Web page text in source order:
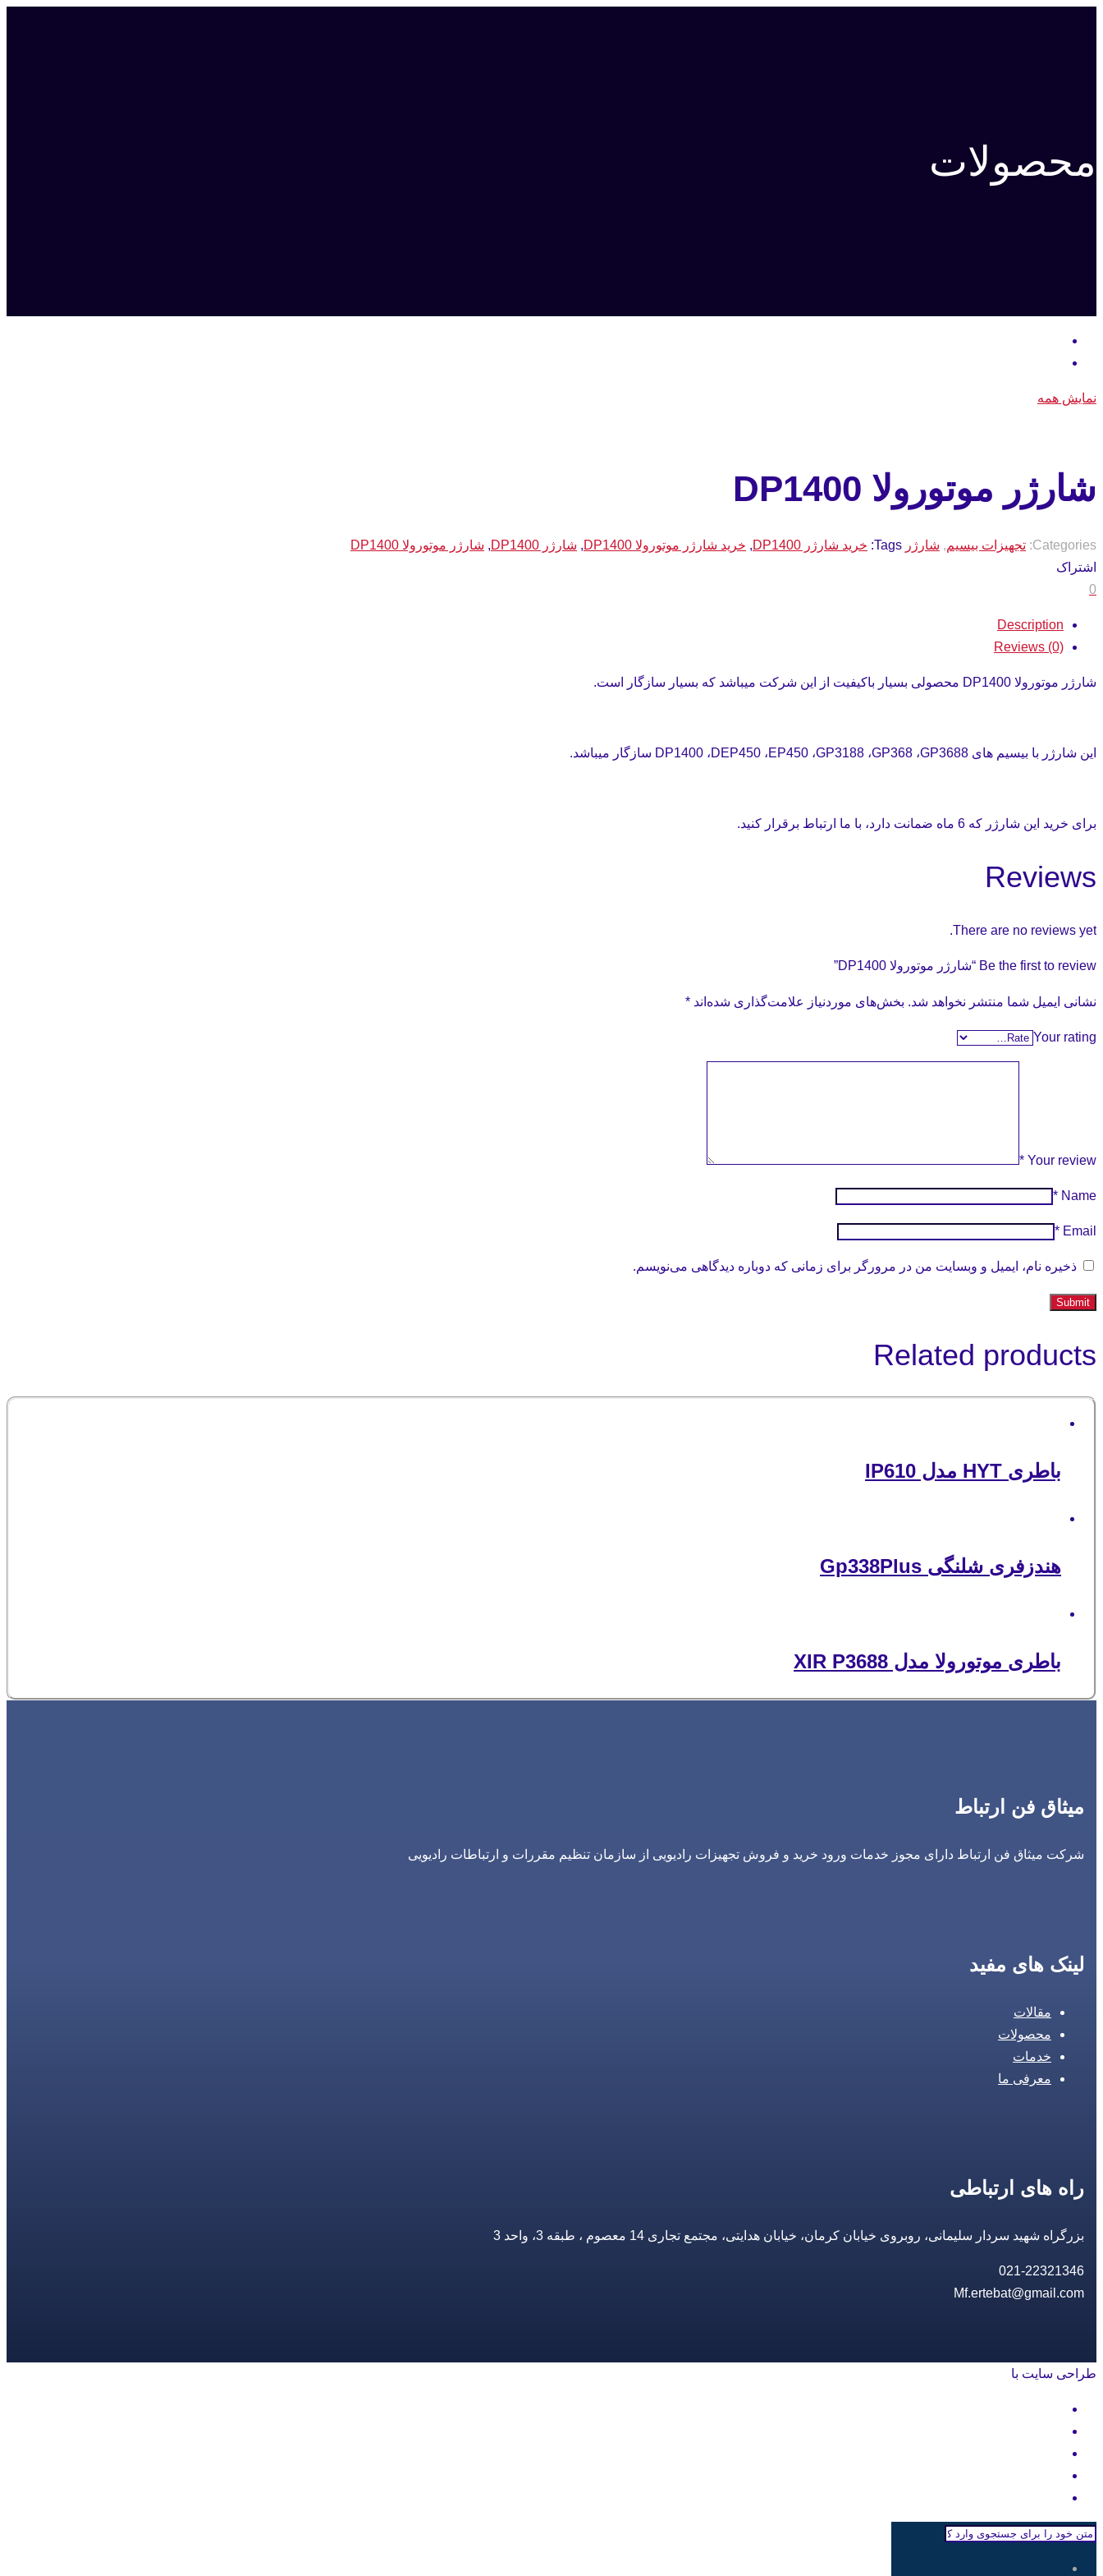
محصولات
نمایش همه
شارژر موتورولا DP1400
Categories: تجهیزات بیسیم, شارژر Tags: خرید شارژر DP1400 , خرید شارژر موتورولا DP1400 , شارژر DP1400 , شارژر موتورولا DP1400
اشتراک
0
Description
Reviews (0)
شارژر موتورولا DP1400 محصولی بسیار باکیفیت از این شرکت میباشد که بسیار سازگار است.
این شارژر با بیسیم های DP1400 ،DEP450 ،EP450 ،GP3188 ،GP368 ،GP3688 سازگار میباشد.
برای خرید این شارژر که 6 ماه ضمانت دارد، با ما ارتباط برقرار کنید.
Reviews
There are no reviews yet.
Be the first to review “شارژر موتورولا DP1400”
نشانی ایمیل شما منتشر نخواهد شد. بخش‌های موردنیاز علامت‌گذاری شده‌اند *
Your rating
Your review
*
Name
*
Email
*
ذخیره نام، ایمیل و وبسایت من در مرورگر برای زمانی که دوباره دیدگاهی می‌نویسم.
Related products
باطری HYT مدل IP610
هندزفری شلنگی Gp338Plus
باطری موتورولا مدل XIR P3688
میثاق فن ارتباط
شرکت میثاق فن ارتباط دارای مجوز خدمات ورود خرید و فروش تجهیزات رادیویی از سازمان تنظیم مقررات و ارتباطات رادیویی
لینک های مفید
مقالات
محصولات
خدمات
معرفی ما
راه های ارتباطی
بزرگراه شهید سردار سلیمانی، روبروی خیابان کرمان، خیابان هدایتی، مجتمع تجاری 14 معصوم ، طبقه 3، واحد 3
021-22321346
Mf.ertebat@gmail.com
طراحی سایت با